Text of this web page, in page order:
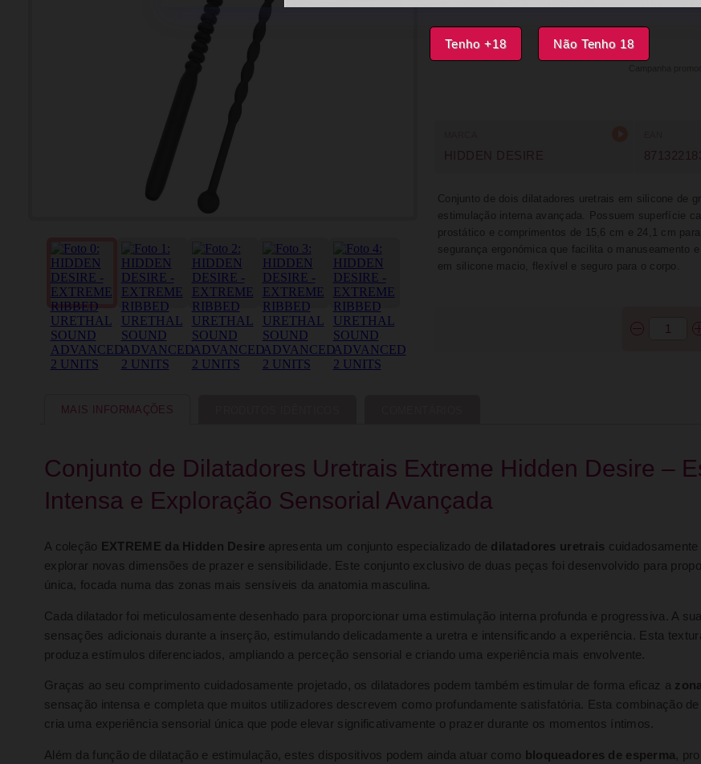
Tenho +18 Não Tenho 18
HIDDEN DESIRE
Conjunto de dois dilatadores uretrais em silicone de
estimulação interna avançada. Possuem superfície
prostático e comprimentos de 15,6 cm e 24,1 cm
segurança ergonómica que facilita o manuseamento
em silicone macio, flexível e seguro para o corpo.
MAIS INFORMAÇÕES
Conjunto de Dilatadores Uretrais Extreme Hidden Desire –
Intensa e Exploração Sensorial Avançada
A coleção EXTREME da Hidden Desire apresenta um conjunto especializado de dilatadores uretrais
explorar novas dimensões de prazer e sensibilidade. Este conjunto exclusivo de duas peças foi desenvolvido para
única, focada numa das zonas mais sensíveis da anatomia masculina.
Cada dilatador foi meticulosamente desenhado para proporcionar uma estimulação interna profunda e progressiva. A sua
sensações adicionais durante a inserção, estimulando delicadamente a uretra e intensificando a experiência. Esta
produza estímulos diferenciados, ampliando a perceção sensorial e criando uma experiência mais envolvente.
Graças ao seu comprimento cuidadosamente projetado, os dilatadores podem também estimular de forma eficaz a
sensação intensa e completa que muitos utilizadores descrevem como profundamente satisfatória. Esta combinação
cria uma experiência sensorial única que pode elevar significativamente o prazer durante os momentos íntimos.
Além da função de dilatação e estimulação, estes dispositivos podem ainda atuar como bloqueadores de esperma,